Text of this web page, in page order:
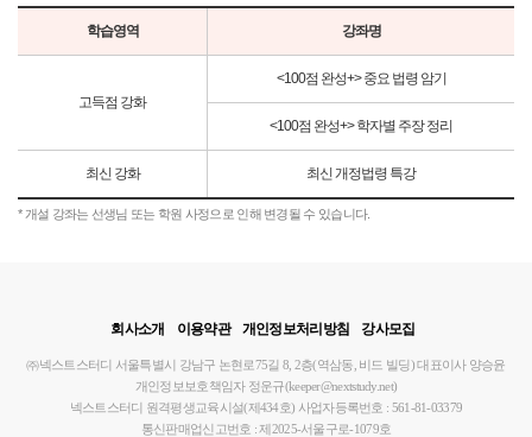
학습영역 강좌명
고득점 강화
<100점 완성+> 중요 법령 암기
<100점 완성+> 학자별 주장 정리
최신 강화 최신 개정법령 특강
* 개설 강좌는 선생님 또는 학원 사정으로 인해 변경될 수 있습니다.
회사소개 이용약관 개인정보처리방침 강사모집
㈜넥스트스터디 서울특별시 강남구 논현로75길 8, 2층(역삼동, 비드 빌딩)대표이사 양승윤
개인정보보호책임자 정운규(keeper@nextstudy.net)
넥스트스터디 원격평생교육시설(제434호) 사업자등록번호 : 561-81-03379
통신판매업신고번호 : 제2025-서울구로-1079호